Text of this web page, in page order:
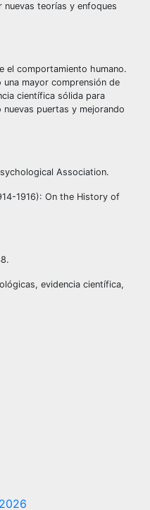
teorías y enfoques
el comportamiento humano.
mayor comprensión de
científica sólida para
puertas y mejorando
Association.
1916): On the History of
evidencia científica,